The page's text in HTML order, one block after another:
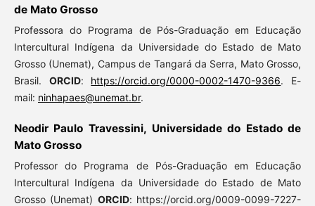
de Mato Grosso
Professora do Programa de Pós-Graduação em Educação
Intercultural Indígena da Universidade do Estado de Mato
Grosso (Unemat), Campus de Tangará da Serra, Mato Grosso,
Brasil. ORCID: https://orcid.org/0000-0002-1470-9366. E-
mail: ninhapaes@unemat.br.
Neodir Paulo Travessini, Universidade do Estado de
Mato Grosso
Professor do Programa de Pós-Graduação em Educação
Intercultural Indígena da Universidade do Estado de Mato
Grosso (Unemat) ORCID: https://orcid.org/0009-0099-7227-